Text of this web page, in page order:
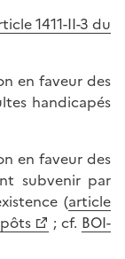
1411-II-3 du
en faveur des
handicapés
en faveur des
subvenir par
(article
; cf. BOI-